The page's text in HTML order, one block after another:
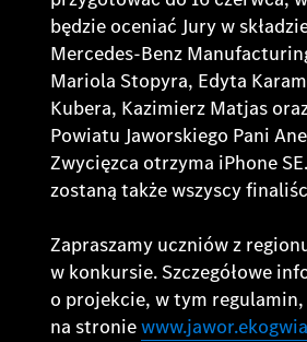
będzie oceniać Jury w
Mercedes-Benz
Mariola Stopyra, Edyta
Kubera, Kazimierz Matjas
Powiatu Jaworskiego Pani
Zwycięzca otrzyma iPhone
zostaną także wszyscy
Zapraszamy uczniów z
w konkursie. Szczegółowe
o projekcie, w tym
na stronie